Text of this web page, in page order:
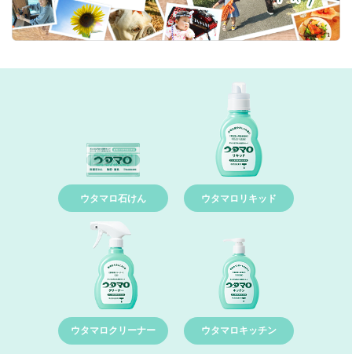
ウタマロ石けん ウタマロリキッド
ウタマロクリーナー ウタマロキッチン